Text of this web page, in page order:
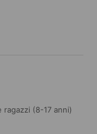
ragazzi (8-17 anni)